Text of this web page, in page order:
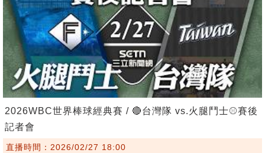
2026WBC世界棒球經典賽 / 🔴台灣隊 vs.火腿鬥士⚾️賽後
記者會
直播時間：2026/02/27 18:00